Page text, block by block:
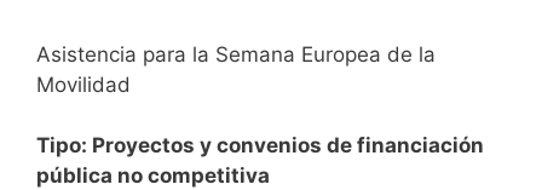
Asistencia para la Semana Europea de la
Movilidad
Tipo: Proyectos y convenios de financiación
pública no competitiva